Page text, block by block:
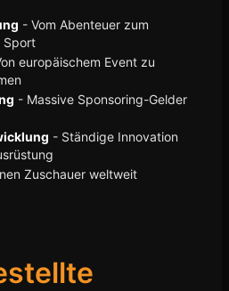
- Vom Abenteuer zum
Sport
europäischem Event zu
- Massive Sponsoring-Gelder
- Ständige Innovation
Zuschauer weltweit